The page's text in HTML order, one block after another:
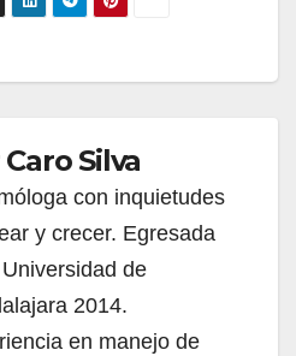
Caro Silva
con inquietudes
y crecer. Egresada
de
2014.
en manejo de